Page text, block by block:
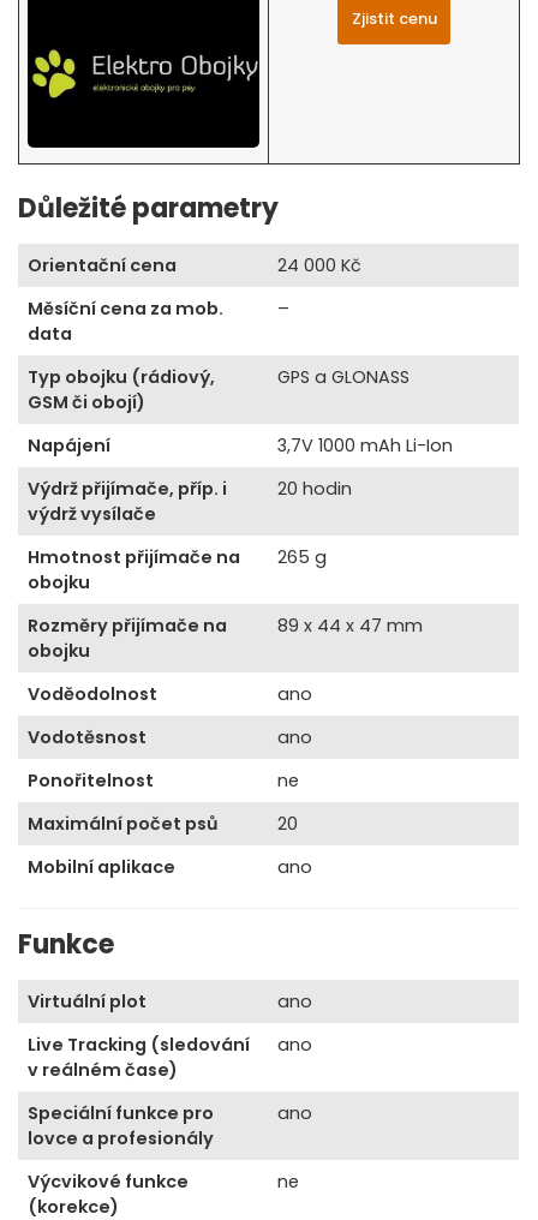
Zjistit cenu
Důležité parametry
Orientační cena
24 000 Kč
Měsíční cena za mob.
data
–
Typ obojku (rádiový,
GSM či obojí)
GPS a GLONASS
Napájení
3,7V 1000 mAh Li-Ion
Výdrž přijímače, příp. i
výdrž vysílače
20 hodin
Hmotnost přijímače na
obojku
265 g
Rozměry přijímače na
obojku
89 x 44 x 47 mm
Voděodolnost
ano
Vodotěsnost
ano
Ponořitelnost
ne
Maximální počet psů
20
Mobilní aplikace
ano
Funkce
Virtuální plot
ano
Live Tracking (sledování
v reálném čase)
ano
Speciální funkce pro
lovce a profesionály
ano
Výcvikové funkce
(korekce)
ne